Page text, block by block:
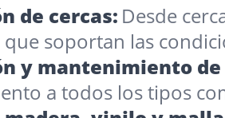
de cercas: Desde
que soportan las
y mantenimiento de
a todos los tipos